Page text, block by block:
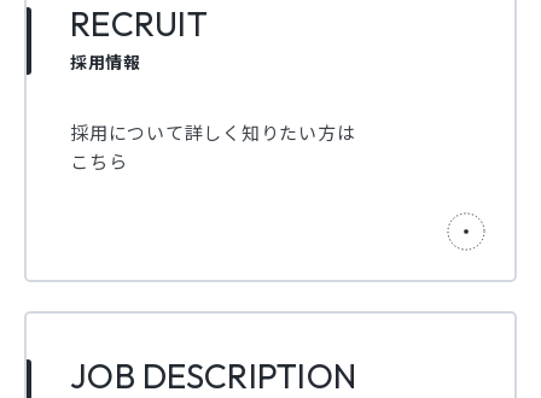
RECRUIT
採用情報
採用について詳しく知りたい方は
こちら
JOB DESCRIPTION